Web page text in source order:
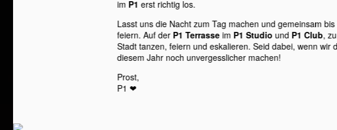
im P1 erst richtig los.
Lasst uns die Nacht zum Tag machen und gemeinsam
feiern. Auf der P1 Terrasseim P1 Studio und P1 Club,
Stadt tanzen, feiern und eskalieren. Seid dabei, wenn wir
diesem Jahr noch unvergesslicher machen!
Prost,
P1 ❤︎